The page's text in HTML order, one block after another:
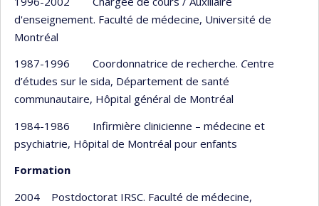
d'enseignement. Faculté de médecine, Université de
Montréal
1987-1996 Coordonnatrice de recherche. Centre
d’études sur le sida, Département de santé
communautaire, Hôpital général de Montréal
1984-1986 Infirmière clinicienne – médecine et
psychiatrie, Hôpital de Montréal pour enfants
Formation
2004 Postdoctorat IRSC. Faculté de médecine,